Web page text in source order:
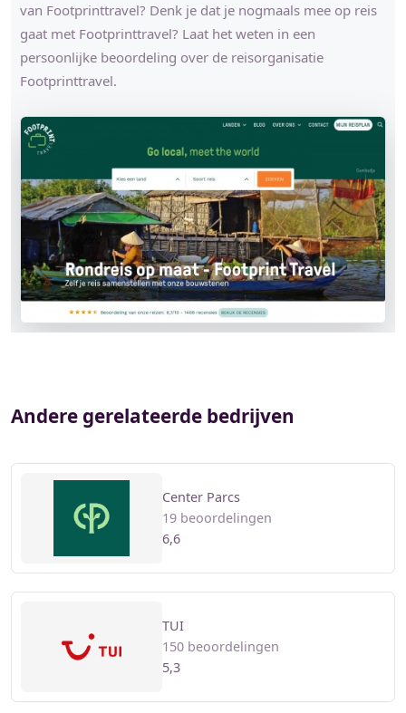
van Footprinttravel? Denk je dat je nogmaals mee op reis
gaat met Footprinttravel? Laat het weten in een
persoonlijke beoordeling over de reisorganisatie
Footprinttravel.
Andere gerelateerde bedrijven
Center Parcs
19 beoordelingen
6,6
TUI
150 beoordelingen
5,3